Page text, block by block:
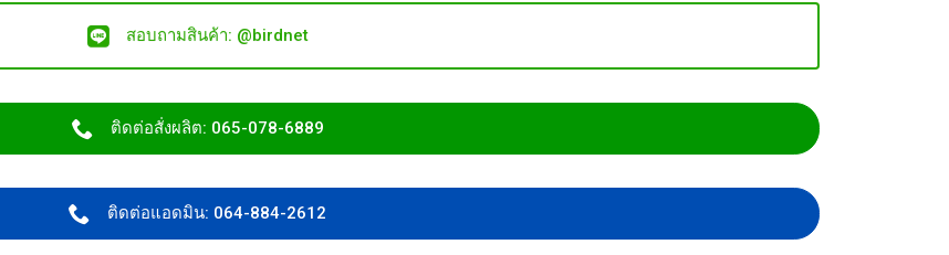
สอบถามสินค้า: @birdnet
ติดต่อสั่งผลิต: 065-078-6889
ติดต่อแอดมิน: 064-884-2612